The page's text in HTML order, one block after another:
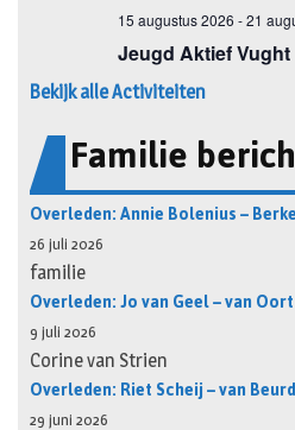
Bekijk alle Activiteiten
Familie
Overleden: Annie Bolenius –
26 juli 2026
familie
Overleden: Jo van Geel – van Oort
9 juli 2026
Corine van Strien
Overleden: Riet Scheij – van
29 juni 2026